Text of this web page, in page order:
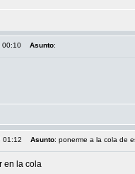
00:10 Asunto:
01:12 Asunto: ponerme a la cola de
en la cola